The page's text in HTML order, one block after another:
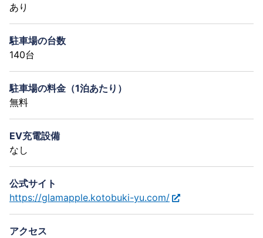
あり
駐車場の台数
140台
駐車場の料金（1泊あたり）
無料
EV充電設備
なし
公式サイト
https://glamapple.kotobuki-yu.com/
アクセス